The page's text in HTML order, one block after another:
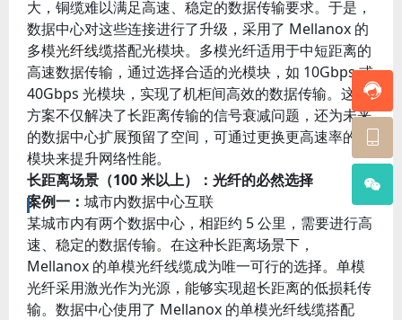
大，铜缆难以满足高速、稳定的数据传输要求。于是，
数据中心对这些连接进行了升级，采用了 Mellanox 的
多模光纤线缆搭配光模块。多模光纤适用于中短距离的
高速数据传输，通过选择合适的光模块，如 10Gbps 或
40Gbps 光模块，实现了机柜间高效的数据传输。这种
方案不仅解决了长距离传输的信号衰减问题，还为未来
的数据中心扩展预留了空间，可通过更换更高速率的光
模块来提升网络性能。
长距离场景（100 米以上）：光纤的必然选择
案例一： 城市内数据中心互联
某城市内有两个数据中心，相距约 5 公里，需要进行高
速、稳定的数据传输。在这种长距离场景下，
Mellanox 的单模光纤线缆成为唯一可行的选择。单模
光纤采用激光作为光源，能够实现超长距离的低损耗传
输。数据中心使用了 Mellanox 的单模光纤线缆搭配